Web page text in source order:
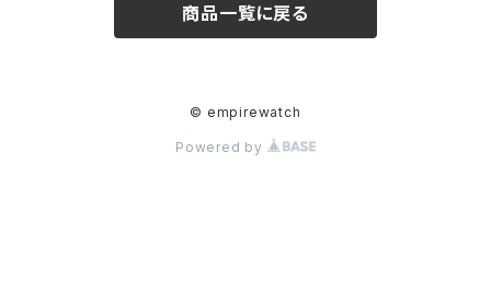
SPICE OF LIFE
TSUBOTA PEARL
商品一覧に戻る
© empirewatch
Powered by